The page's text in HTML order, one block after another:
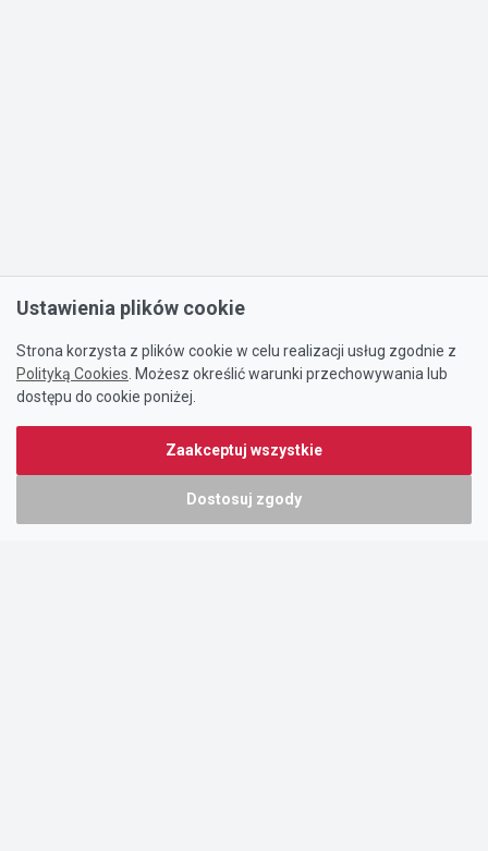
Ustawienia plików cookie
Strona korzysta z plików cookie w celu realizacji usług zgodnie z
Polityką Cookies . Możesz określić warunki przechowywania lub
dostępu do cookie poniżej.
Zaakceptuj wszystkie
Dostosuj zgody